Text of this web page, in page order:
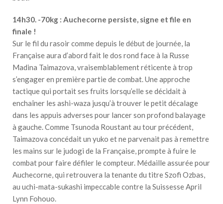
14h30. -70kg : Auchecorne persiste, signe et file en
finale !
Sur le fil du rasoir comme depuis le début de journée, la
Française aura d’abord fait le dos rond face à la Russe
Madina Taimazova, vraisemblablement réticente à trop
s’engager en première partie de combat. Une approche
tactique qui portait ses fruits lorsqu’elle se décidait à
enchaîner les ashi-waza jusqu’à trouver le petit décalage
dans les appuis adverses pour lancer son profond balayage
à gauche. Comme Tsunoda Roustant au tour précédent,
Taimazova concédait un yuko et ne parvenait pas à remettre
les mains sur le judogi de la Française, prompte à fuire le
combat pour faire défiler le compteur. Médaille assurée pour
Auchecorne, qui retrouvera la tenante du titre Szofi Ozbas,
au uchi-mata-sukashi impeccable contre la Suissesse April
Lynn Fohouo.